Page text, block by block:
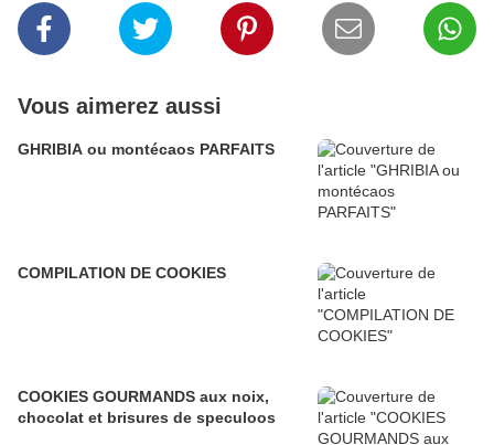
Vous aimerez aussi
GHRIBIA ou montécaos PARFAITS
COMPILATION DE COOKIES
COOKIES GOURMANDS aux noix,
chocolat et brisures de speculoos